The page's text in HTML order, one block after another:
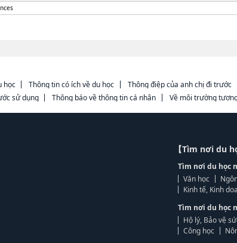
học Thông tin có ích về du học Thông điệp của anh chị đi trước
sử dụng
Thông báo về thông tin cá nhân Về môi trường
【Tìm nơi du
Tìm nơi du học
Văn học
Kinh tế, Kinh
Tìm nơi du học
Hộ lý, Bảo vệ
Công học